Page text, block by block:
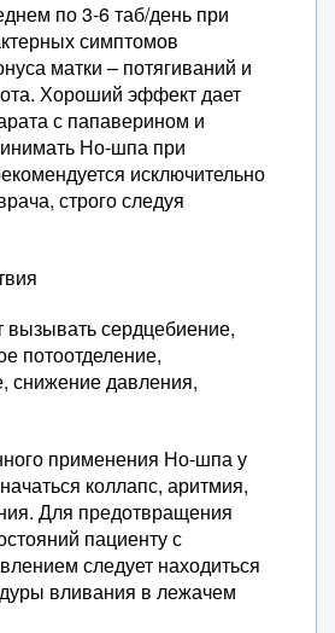
по 3-6 таб/день при
симптомов
матки – потягиваний и
Хороший эффект дает
с папаверином и
Но-шпа при
исключительно
строго следуя
сердцебиение,
потоотделение,
снижение давления,
применения Но-шпа у
коллапс, аритмия,
Для предотвращения
пациенту с
следует находиться
вливания в лежачем